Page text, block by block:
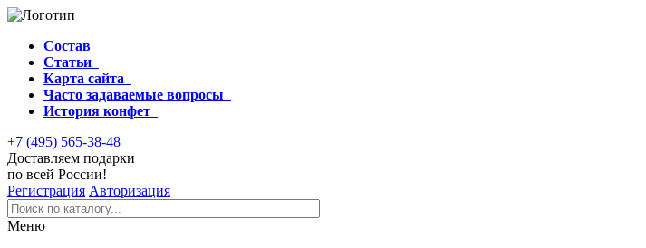
Состав
Статьи
Карта сайта
Часто задаваемые вопросы
История конфет
+7 (495) 565-38-48
Доставляем подарки
по всей России!
Регистрация Авторизация
Меню